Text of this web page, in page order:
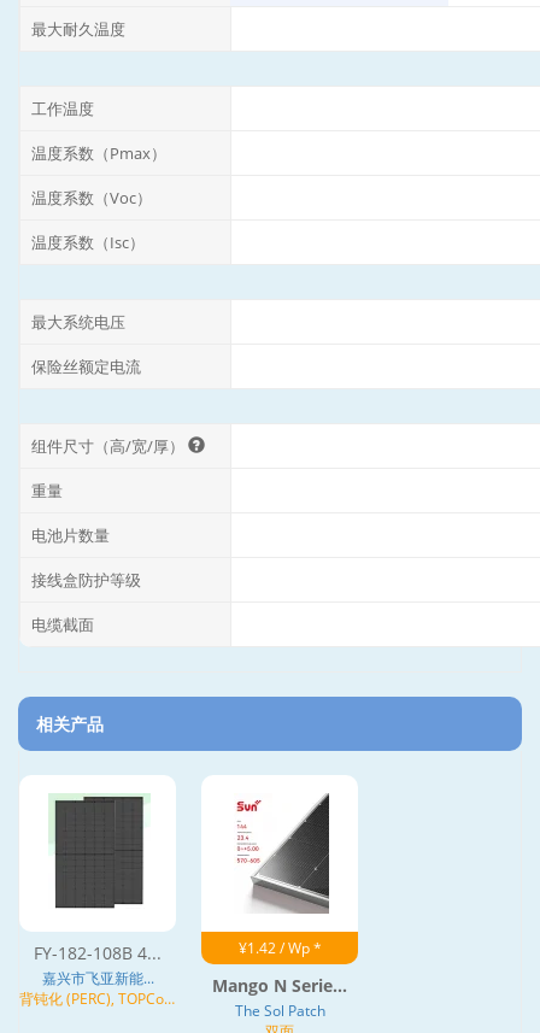
最大耐久温度
工作温度
温度系数（Pmax）
温度系数（Voc）
温度系数（Isc）
最大系统电压
保险丝额定电流
组件尺寸（高/宽/厚）
重量
电池片数量
接线盒防护等级
电缆截面
相关产品
FY-182-108B 4...
嘉兴市飞亚新能...
背钝化 (PERC), TOPCon,
¥1.42 / Wp *
Mango N Serie...
The Sol Patch